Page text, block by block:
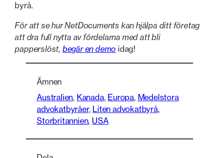
byrå.
För att se hur NetDocuments kan hjälpa ditt företag
att dra full nytta av fördelarna med att bli
papperslöst, begär en demo idag!
Ämnen
Australien, Kanada, Europa, Medelstora
advokatbyråer, Liten advokatbyrå
Storbritannien, USA